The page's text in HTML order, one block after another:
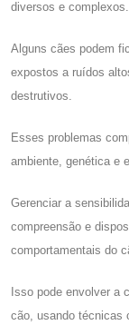
diversos e complexos.
Alguns cães podem
expostos a ruídos
destrutivos.
Esses problemas
ambiente, genética e
Gerenciar a
compreensão e
comportamentais do
Isso pode envolver a
cão, usando técnicas